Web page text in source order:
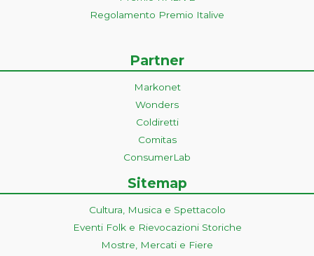
Regolamento Premio Italive
Partner
Markonet
Wonders
Coldiretti
Comitas
ConsumerLab
Sitemap
Cultura, Musica e Spettacolo
Eventi Folk e Rievocazioni Storiche
Mostre, Mercati e Fiere